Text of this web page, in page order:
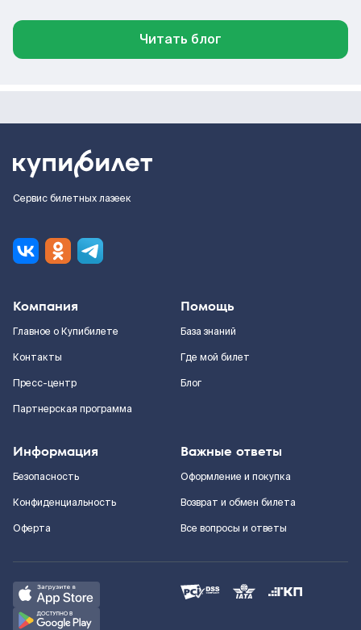
Читать блог
Сервис билетных лазеек
Компания
Главное о Купибилете
Контакты
Пресс-центр
Партнерская программа
Помощь
База знаний
Где мой билет
Блог
Информация
Безопасность
Конфиденциальность
Оферта
Важные ответы
Оформление и покупка
Возврат и обмен билета
Все вопросы и ответы